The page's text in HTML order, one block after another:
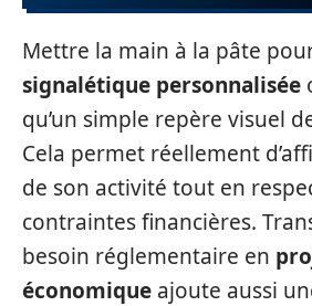
Mettre la main à la pâte
signalétique personnalisée
qu’un simple repère visuel
Cela permet réellement
de son activité tout en
contraintes financières.
besoin réglementaire en
économique ajoute aussi